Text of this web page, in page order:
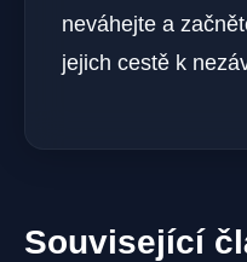
neváhejte a
jejich cestě k
Související